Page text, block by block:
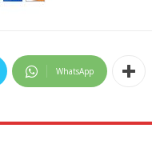
WhatsApp